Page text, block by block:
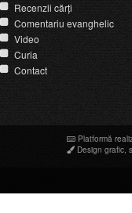
Recenzii cărți
Comentariu evanghelic
Video
Curia
Contact
Platformă
Design grafic,